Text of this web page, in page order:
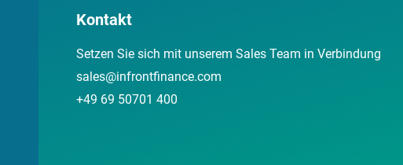
Kontakt
Setzen Sie sich mit unserem Sales Team in Verbindung
sales@infrontfinance.com
+49 69 50701 400